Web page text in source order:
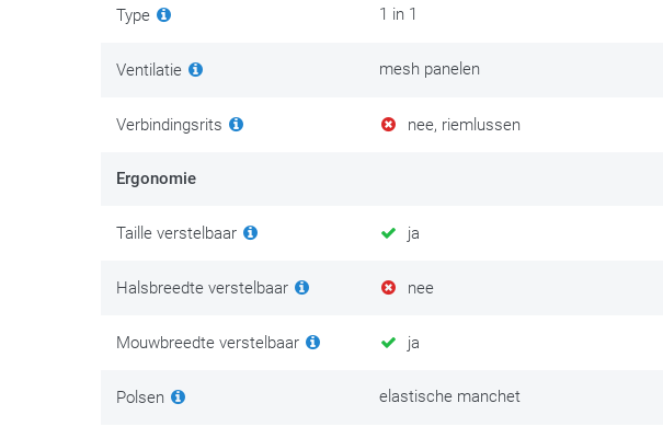
Type 1 in 1
Ventilatie mesh panelen
Verbindingsrits nee, riemlussen
Ergonomie
Taille verstelbaar ja
Halsbreedte verstelbaar nee
Mouwbreedte verstelbaar ja
Polsen elastische manchet